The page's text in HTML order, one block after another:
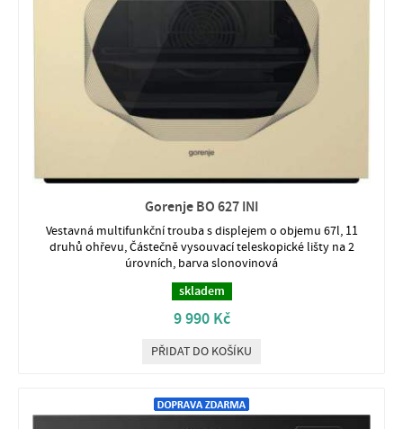
Gorenje BO 627 INI
Vestavná multifunkční trouba s displejem o objemu 67l, 11
druhů ohřevu, Částečně vysouvací teleskopické lišty na 2
úrovních, barva slonovinová
skladem
9 990 Kč
PŘIDAT DO KOŠÍKU